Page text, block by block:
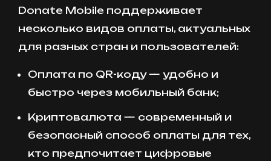
Donate Mobile поддерживает
несколько видов оплаты, актуальных
для разных стран и пользователей:
Оплата по QR-коду — удобно и
быстро через мобильный банк;
Криптовалюта — современный и
безопасный способ оплаты для тех,
кто предпочитает цифровые